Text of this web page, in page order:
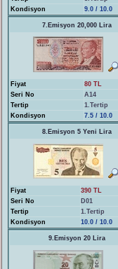
Kondisyon
9.0 / 10.0
7.Emisyon 20,000 Lira
Fiyat
80 TL
Seri No
A14
Tertip
1.Tertip
Kondisyon
7.5 / 10.0
8.Emisyon 5 Yeni Lira
Fiyat
390 TL
Seri No
D01
Tertip
1.Tertip
Kondisyon
10.0 / 10.0
9.Emisyon 20 Lira